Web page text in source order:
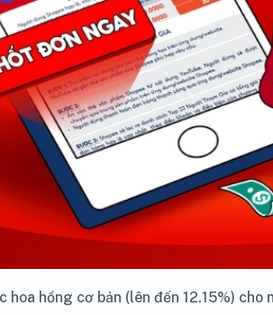
hoa hồng cơ bản (lên đến 12.15%)